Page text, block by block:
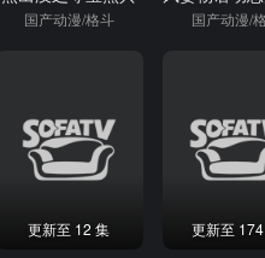
国产动漫/格斗 国产动漫/
更新至 12 集 更新至